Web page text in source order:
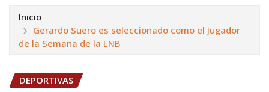
Inicio
Gerardo Suero es seleccionado como el Jugador
de la Semana de la LNB
DEPORTIVAS